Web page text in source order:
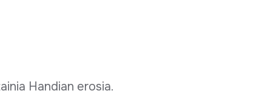
Handian erosia.